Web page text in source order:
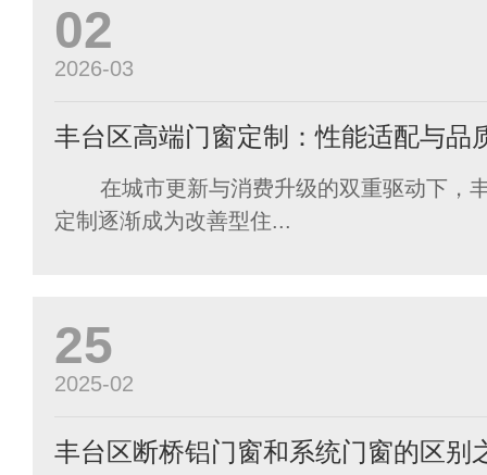
02
2026-03
丰台区高端门窗定制：性能适配与品
在城市更新与消费升级的双重驱动下，
定制逐渐成为改善型住...
25
2025-02
丰台区断桥铝门窗和系统门窗的区别